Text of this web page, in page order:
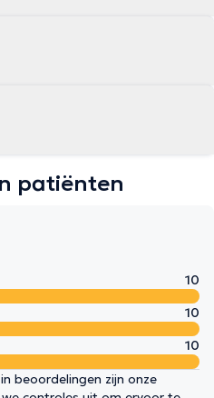
patiënten
10
10
10
beoordelingen zijn onze